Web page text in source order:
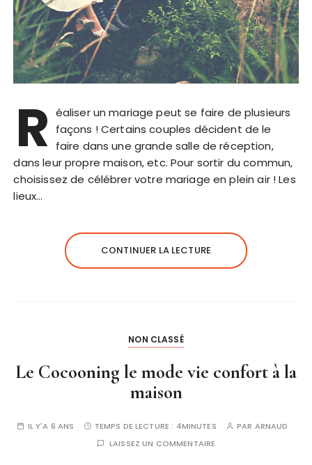
R éaliser un mariage peut se faire de plusieurs
façons ! Certains couples décident de le
faire dans une grande salle de réception,
dans leur propre maison, etc. Pour sortir du commun,
choisissez de célébrer votre mariage en plein air ! Les
lieux…
CONTINUER LA LECTURE
NON CLASSÉ
Le Cocooning le mode vie confort à la
maison
IL Y'A 6 ANS TEMPS DE LECTURE : 4MINUTES PAR ARNAUD
LAISSEZ UN COMMENTAIRE